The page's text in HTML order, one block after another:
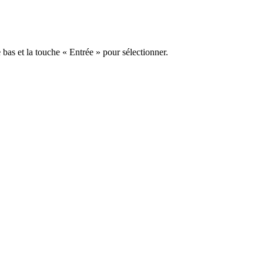
et la touche « Entrée » pour sélectionner.